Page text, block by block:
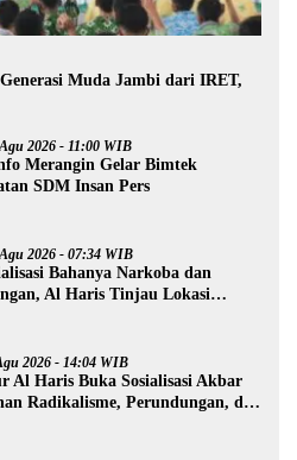
Muda Jambi dari IRET,
2026 - 11:00 WIB
Merangin Gelar Bimtek
SDM Insan Pers
2026 - 07:34 WIB
Bahanya Narkoba dan
Al Haris Tinjau Lokasi
2026 - 14:04 WIB
Al Haris Buka Sosialisasi Akbar
Radikalisme, Perundungan, dan